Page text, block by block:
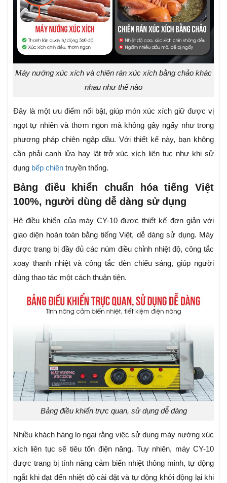
Máy nướng xúc xích và chiên rán xúc xích bằng chảo khác
nhau như thế nào
Đây là một ưu điểm nổi bật, giúp món xúc xích giữ được vị
ngọt tự nhiên và thơm ngon mà không gây ngấy như trong
phương pháp chiên ngập dầu. Với thiết kế này, bạn không
cần phải canh lửa hay lật trở xúc xích liên tục như khi sử
dụng bếp chiên truyền thống.
Bảng điều khiển chuẩn hóa tiếng Việt
100%, người dùng dễ dàng sử dụng
Hệ điều khiển của máy CY-10 được thiết kế đơn giản với
giao diện hoàn toàn bằng tiếng Việt, dễ dàng sử dụng. Máy
được trang bị đầy đủ các núm điều chỉnh nhiệt độ, công tắc
xoay thanh nhiệt và công tắc đèn chiếu sáng, giúp người
dùng thao tác một cách thuận tiện.
Bảng điều khiển trực quan, sử dụng dễ dàng
Nhiều khách hàng lo ngại rằng việc sử dụng máy nướng xúc
xích liên tục sẽ tiêu tốn điện năng. Tuy nhiên, máy CY-10
được trang bị tính năng cảm biến nhiệt thông minh, tự động
ngắt khi đạt đến nhiệt độ cài đặt và tự động khởi động lại khi